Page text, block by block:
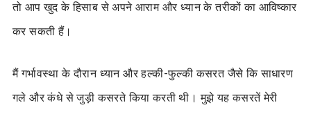
तो आप खुद के हिसाब से अपने आराम और ध्यान के तरीकों का आविष्कार
कर सकती हैं।
मैं गर्भावस्था के दौरान ध्यान और हल्की-फुल्की कसरत जैसे कि साधारण
गले और कंधे से जुड़ी कसरते किया करती थी। मुझे यह कसरतें मेरी